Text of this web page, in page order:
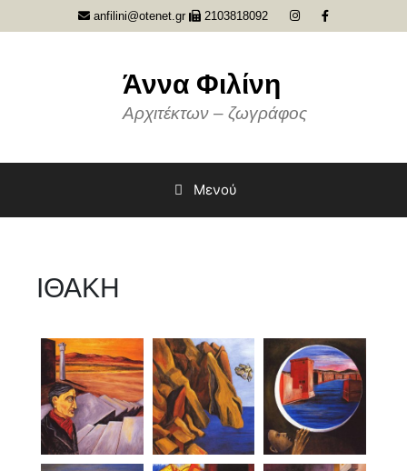
anfilini@otenet.gr 2103818092
Άννα Φιλίνη
Αρχιτέκτων – ζωγράφος
Μενού
ΙΘΑΚΗ